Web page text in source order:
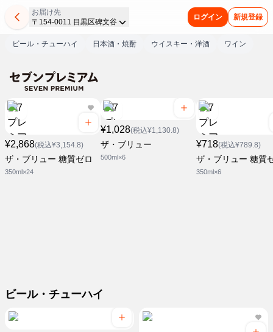
お届け先
〒154-0011 目黒区碑文谷
ログイン 新規登録
ビール・チューハイ 日本酒・焼酎 ウイスキー・洋酒 ワイン
¥2,868(税込¥3,154.8)
ザ・ブリュー 糖質ゼロ
350ml×24
¥1,028(税込¥1,130.8)
ザ・ブリュー
500ml×6
¥718(税込¥789.8)
ザ・ブリュー 糖質
350ml×6
ビール・チューハイ